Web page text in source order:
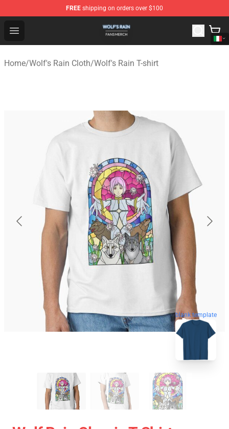
FREE shipping on orders over $100
Open menu
Wolf's Rain Shop - Official Wolf's Rain Merchandise Store
Home/Wolf's Rain Cloth/Wolf's Rain T-shirt
blank template